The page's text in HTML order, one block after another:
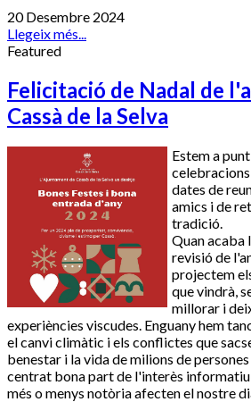
20 Desembre 2024
Llegeix més...
Featured
Felicitació de Nadal de
Cassà de la Selva
Estem a
celebracions
dates de
amics i de
tradició.
Quan acaba
revisió de
projectem
que vindrà,
millorar i
experiències viscudes. Enguany hem
el canvi climàtic i els conflictes que
benestar i la vida de milions de
centrat bona part de l'interès
més o menys notòria afecten el nostre